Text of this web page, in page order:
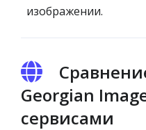
изображении.
Georgian
сервисами